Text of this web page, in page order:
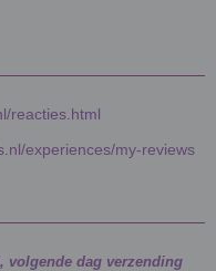
reacties.html
experiences/my-reviews
volgende dag verzending